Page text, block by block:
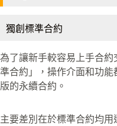
獨創標準合約
為了讓新手較容易上手合
準合約」，操作介面和功
版的永續合約。
主要差別在於標準合約均